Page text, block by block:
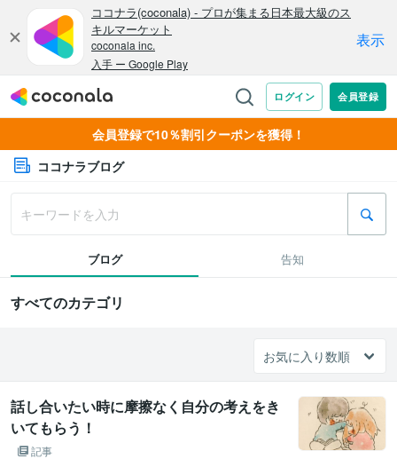
会員登録で10％割引クーポンを獲得！
ココナラブログ
ブログ 告知
すべてのカテゴリ
話し合いたい時に摩擦なく自分の考えをき
いてもらう！
記事